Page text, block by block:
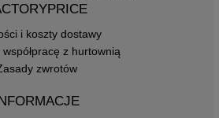
i koszty dostawy
z hurtownią
zwrotów